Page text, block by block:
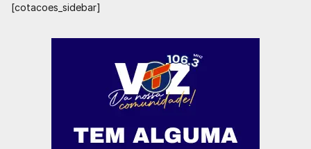
[cotacoes_sidebar]